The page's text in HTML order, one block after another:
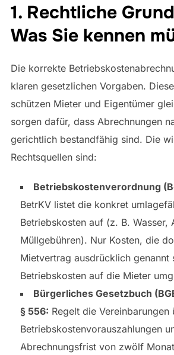
1. Rechtliche
Was Sie kennen
Die korrekte
klaren gesetzlichen Vorgaben.
schützen Mieter und Eigentümer
sorgen dafür, dass Abrechnungen
gerichtlich bestandfähig sind. Die
Rechtsquellen sind:
Betriebskostenverordnung
BetrKV listet die konkret
Betriebskosten auf (z. B. Wasser,
Müllgebühren). Nur Kosten, die
Mietvertrag ausdrücklich genannt
Betriebskosten auf die Mieter
Bürgerliches Gesetzbuch
§ 556: Regelt die Vereinbarungen
Betriebskostenvorauszahlungen
Abrechnungsfrist von zwölf